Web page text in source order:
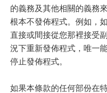
的義務及其他相關的義務
根本不發佈程式。例如，
直接或間接從您那裡接受
況下重新發佈程式，唯一
停止發佈程式。
如果本條款的任何部份在